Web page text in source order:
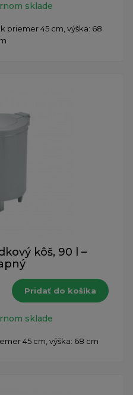
sklade
priemer 45 cm, výška: 68
kôš, 90 l –
Pridať do košíka
sklade
45 cm, výška: 68 cm